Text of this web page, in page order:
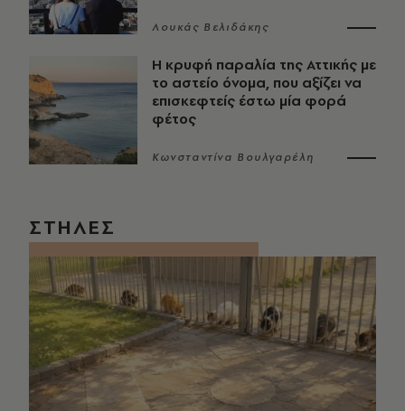
Λουκάς Βελιδάκης
Η κρυφή παραλία της Αττικής με
το αστείο όνομα, που αξίζει να
επισκεφτείς έστω μία φορά
φέτος
Κωνσταντίνα Βουλγαρέλη
ΣΤΗΛΕΣ